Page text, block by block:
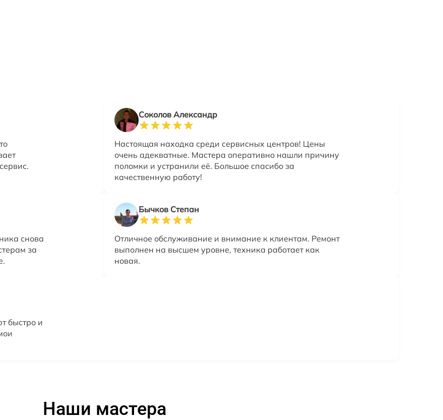
Соколов Александр
Настоящая находка среди сервисных центров! Цены
очень адекватные. Мастера оперативно нашли причину
поломки и устранили её. Большое спасибо за
качественную работу!
снова
за
Бычков Степан
Отличное обслуживание и внимание к клиентам. Ремонт
выполнен на высшем уровне, техника работает как
новая.
быстро и
Наши мастера